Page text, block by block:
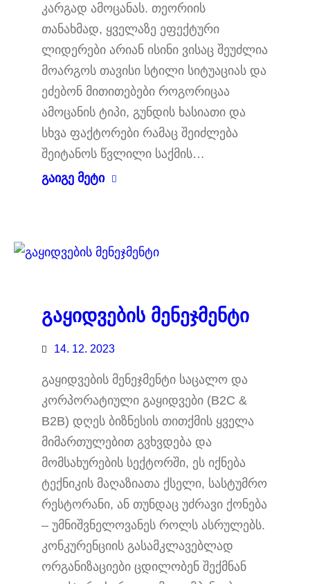
კარგად ამოცანას. თეორიის
თანახმად, ყველაზე ეფექტური
ლიდერები არიან ისინი ვისაც შეუძლია
მოარგოს თავისი სტილი სიტუაციას და
ეძებონ მითითებები როგორიცაა
ამოცანის ტიპი, გუნდის ხასიათი და
სხვა ფაქტორები რამაც შეიძლება
შეიტანოს წვლილი საქმის…
გაიგე მეტი
გაყიდვების მენეჯმენტი
14. 12. 2023
გაყიდვების მენეჯმენტი საცალო და
კორპორატიული გაყიდვები (B2C &
B2B) დღეს ბიზნესის თითქმის ყველა
მიმართულებით გვხვდება და
მომსახურების სექტორში, ეს იქნება
ტექნიკის მაღაზიათა ქსელი, სასტუმრო
რესტორანი, ან თუნდაც უძრავი ქონება
– უმნიშვნელოვანეს როლს ასრულებს.
კონკურენციის გასამკლავებლად
ორგანიზაციები ცდილობენ შექმნან